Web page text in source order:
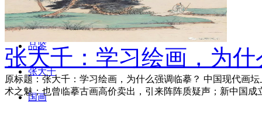
拍卖
品鉴
张大千
国画
张大千：学习绘画，为
原标题：张大千：学习绘画，为什么强调临摹？ 中国现代画
术之魅；也曾临摹古画高价卖出，引来阵阵质疑声；新中国成